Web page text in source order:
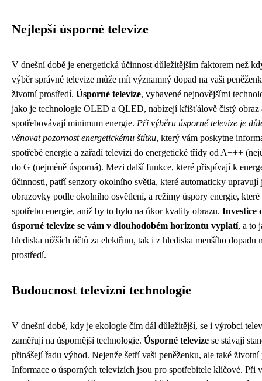
Nejlepší úsporné televize
V dnešní době je energetická účinnost důležitějším faktorem než
výběr správné televize může mít významný dopad na vaši
životní prostředí. Úsporné televize, vybavené nejnovějšími
jako je technologie OLED a QLED, nabízejí křišťálově čistý obraz
spotřebovávají minimum energie. Při výběru úsporné televize je
věnovat pozornost energetickému štítku, který vám poskytne
spotřebě energie a zařadí televizi do energetické třídy od A+++
do G (nejméně úsporná). Mezi další funkce, které přispívají k
účinnosti, patří senzory okolního světla, které automaticky upravují
obrazovky podle okolního osvětlení, a režimy úspory energie,
spotřebu energie, aniž by to bylo na úkor kvality obrazu. Investice
úsporné televize se vám v dlouhodobém horizontu vyplatí, a to
hlediska nižších účtů za elektřinu, tak i z hlediska menšího dopadu
prostředí.
Budoucnost televizní technologie
V dnešní době, kdy je ekologie čím dál důležitější, se i výrobci
zaměřují na úspornější technologie. Úsporné televize se stávají
přinášejí řadu výhod. Nejenže šetří vaši peněženku, ale také životní
Informace o úsporných televizích jsou pro spotřebitele klíčové. Při